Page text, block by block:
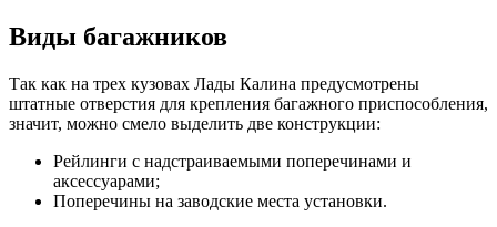
Виды багажников
Так как на трех кузовах Лады Калина предусмотрены
штатные отверстия для крепления багажного приспособления,
значит, можно смело выделить две конструкции:
Рейлинги с надстраиваемыми поперечинами и
аксессуарами;
Поперечины на заводские места установки.